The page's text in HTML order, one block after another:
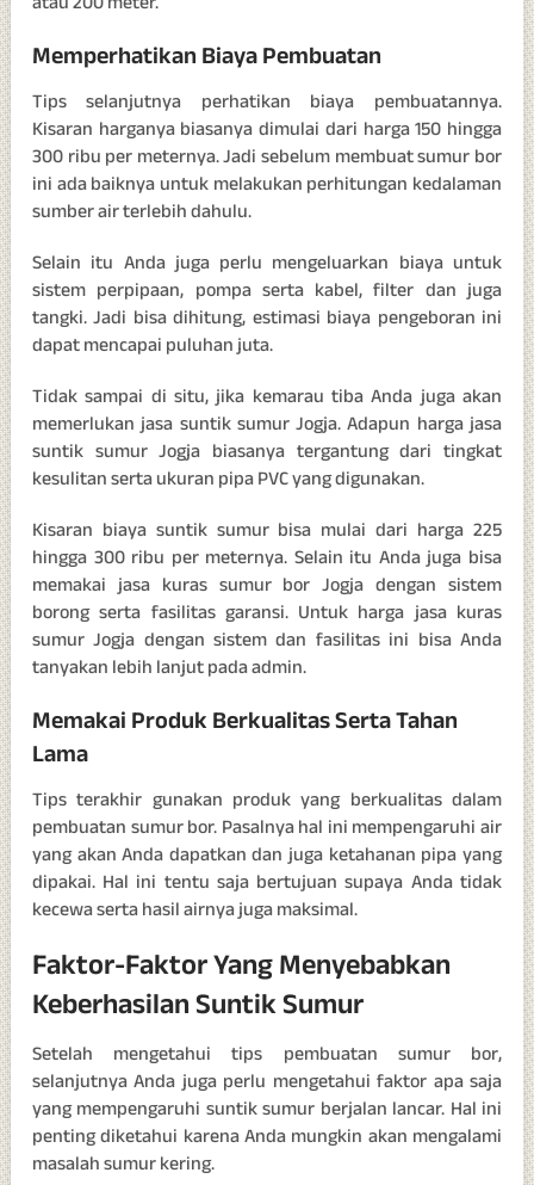
Memperhatikan Biaya Pembuatan
Tips selanjutnya perhatikan biaya pembuatannya.
Kisaran harganya biasanya dimulai dari harga 150 hingga
300 ribu per meternya. Jadi sebelum membuat sumur bor
ini ada baiknya untuk melakukan perhitungan kedalaman
sumber air terlebih dahulu.
Selain itu Anda juga perlu mengeluarkan biaya untuk
sistem perpipaan, pompa serta kabel, filter dan juga
tangki. Jadi bisa dihitung, estimasi biaya pengeboran ini
dapat mencapai puluhan juta.
Tidak sampai di situ, jika kemarau tiba Anda juga akan
memerlukan jasa suntik sumur Jogja. Adapun harga jasa
suntik sumur Jogja biasanya tergantung dari tingkat
kesulitan serta ukuran pipa PVC yang digunakan.
Kisaran biaya suntik sumur bisa mulai dari harga 225
hingga 300 ribu per meternya. Selain itu Anda juga bisa
memakai jasa kuras sumur bor Jogja dengan sistem
borong serta fasilitas garansi. Untuk harga jasa kuras
sumur Jogja dengan sistem dan fasilitas ini bisa Anda
tanyakan lebih lanjut pada admin.
Memakai Produk Berkualitas Serta Tahan
Lama
Tips terakhir gunakan produk yang berkualitas dalam
pembuatan sumur bor. Pasalnya hal ini mempengaruhi air
yang akan Anda dapatkan dan juga ketahanan pipa yang
dipakai. Hal ini tentu saja bertujuan supaya Anda tidak
kecewa serta hasil airnya juga maksimal.
Faktor-Faktor Yang Menyebabkan
Keberhasilan Suntik Sumur
Setelah mengetahui tips pembuatan sumur bor,
selanjutnya Anda juga perlu mengetahui faktor apa saja
yang mempengaruhi suntik sumur berjalan lancar. Hal ini
penting diketahui karena Anda mungkin akan mengalami
masalah sumur kering.